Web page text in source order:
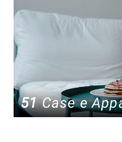
51Case e